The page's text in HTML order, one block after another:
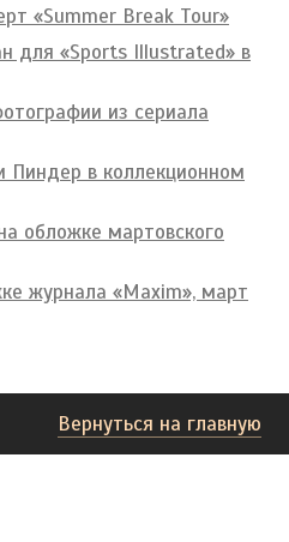
«Summer Break Tour»
для «Sports Illustrated» в
из сериала
Пиндер в коллекционном
обложке мартовского
журнала «Maxim», март
Вернуться на главную